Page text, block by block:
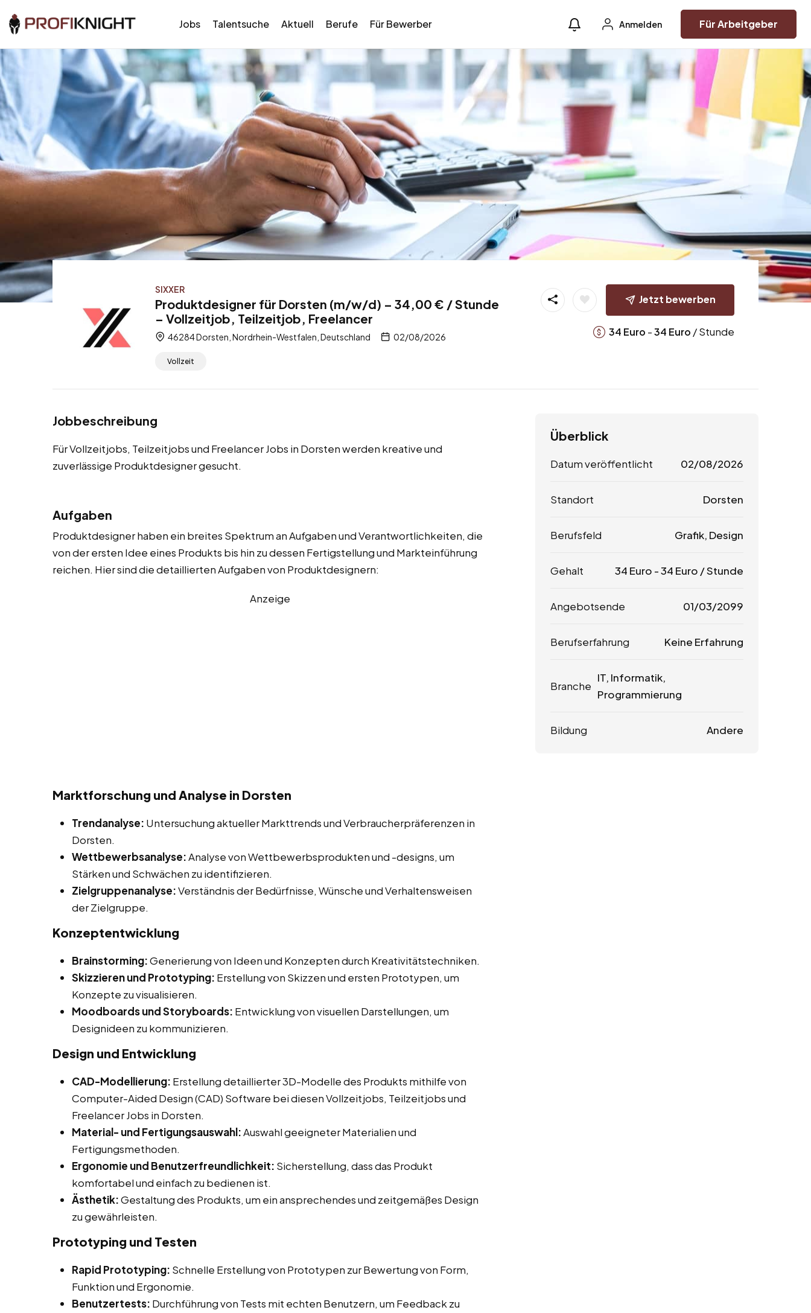
Jobs Talentsuche Aktuell Berufe Für Bewerber Anmelden Für Arbeitgeber
SIXXER
Produktdesigner für Dorsten (m/w/d) – 34,00 € / Stunde
– Vollzeitjob, Teilzeitjob, Freelancer
46284 Dorsten, Nordrhein-Westfalen, Deutschland 02/08/2026
Vollzeit
Jetzt bewerben
34 Euro -34 Euro / Stunde
Jobbeschreibung
Für Vollzeitjobs, Teilzeitjobs und Freelancer Jobs in Dorsten werden kreative und
zuverlässige Produktdesigner gesucht.
Aufgaben
Produktdesigner haben ein breites Spektrum an Aufgaben und Verantwortlichkeiten, die
von der ersten Idee eines Produkts bis hin zu dessen Fertigstellung und Markteinführung
reichen. Hier sind die detaillierten Aufgaben von Produktdesignern:
Anzeige
Marktforschung und Analyse in Dorsten
Trendanalyse: Untersuchung aktueller Markttrends und Verbraucherpräferenzen in
Dorsten.
Wettbewerbsanalyse:Analyse von Wettbewerbsprodukten und -designs, um
Stärken und Schwächen zu identifizieren.
Zielgruppenanalyse:Verständnis der Bedürfnisse, Wünsche und Verhaltensweisen
der Zielgruppe.
Konzeptentwicklung
Brainstorming:Generierung von Ideen und Konzepten durch Kreativitätstechniken.
Skizzieren und Prototyping: Erstellung von Skizzen und ersten Prototypen, um
Konzepte zu visualisieren.
Moodboards und Storyboards: Entwicklung von visuellen Darstellungen, um
Designideen zu kommunizieren.
Design und Entwicklung
CAD-Modellierung: Erstellung detaillierter 3D-Modelle des Produkts mithilfe von
Computer-Aided Design (CAD) Software bei diesen Vollzeitjobs, Teilzeitjobs und
Freelancer Jobs in Dorsten.
Material- und Fertigungsauswahl:Auswahl geeigneter Materialien und
Fertigungsmethoden.
Ergonomie und Benutzerfreundlichkeit: Sicherstellung, dass das Produkt
komfortabel und einfach zu bedienen ist.
Ästhetik:Gestaltung des Produkts, um ein ansprechendes und zeitgemäßes Design
zu gewährleisten.
Prototyping und Testen
Rapid Prototyping: Schnelle Erstellung von Prototypen zur Bewertung von Form,
Funktion und Ergonomie.
Benutzertests: Durchführung von Tests mit echten Benutzern, um Feedback zu
Überblick
Datum veröffentlicht 02/08/2026
Standort Dorsten
Berufsfeld Grafik, Design
Gehalt 34 Euro -34 Euro / Stunde
Angebotsende 01/03/2099
Berufserfahrung Keine Erfahrung
Branche
IT, Informatik,
Programmierung
Bildung Andere